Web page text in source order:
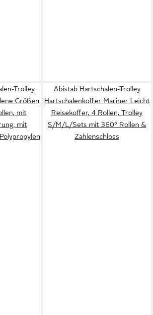
Trolley
Größen
mit
mit
Abistab Hartschalen-Trolley
Hartschalenkoffer Mariner Leicht
Reisekoffer, 4 Rollen, Trolley
S/M/L/Sets mit 360° Rollen &
Zahlenschloss